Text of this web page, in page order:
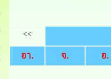
<<
อา. จ. อ.